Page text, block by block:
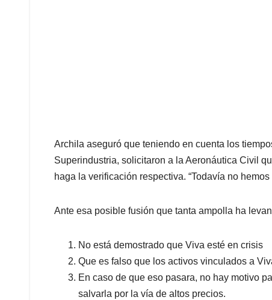
Archila aseguró que teniendo en cuenta los
Superindustria, solicitaron a la Aeronáutica Civil
haga la verificación respectiva. “Todavía no
Ante esa posible fusión que tanta ampolla ha
No está demostrado que Viva esté en crisis
Que es falso que los activos vinculados a
En caso de que eso pasara, no hay motivo
salvarla por la vía de altos precios.